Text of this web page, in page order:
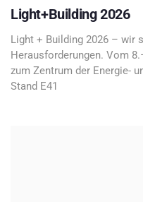
Light+Building 2026
Light + Building 2026 – wir
Herausforderungen. Vom
zum Zentrum der Energie-
Stand E41